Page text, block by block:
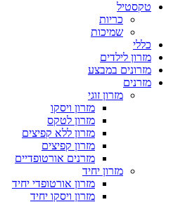
טקסטיל
כריות
שמיכות
כללי
מזרון לילדים
מזרונים במבצע
מזרנים
מזרון זוגי
מזרון ויסקו
מזרון לטקס
מזרון ללא קפיצים
מזרון קפיצים
מזרנים אורטופדיים
מזרון יחיד
מזרון אורטופדי יחיד
מזרון ויסקו יחיד